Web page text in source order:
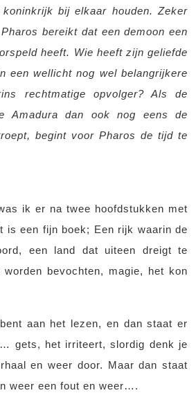
bij elkaar houden. Zeker
bereikt dat een demoon een
heeft. Wie heeft zijn geliefde
een wellicht nog wel belangrijkere
rechtmatige opvolger? Als de
Amadura dan ook nog eens de
begint voor Pharos de tijd te
ik er na twee hoofdstukken met
is een fijn boek; Een rijk waarin de
een land dat uiteen dreigt te
bevochten, magie, het kon
aan het lezen, en dan staat er
gets, het irriteert, slordig denk je
en weer door. Maar dan staat
weer een fout en weer….